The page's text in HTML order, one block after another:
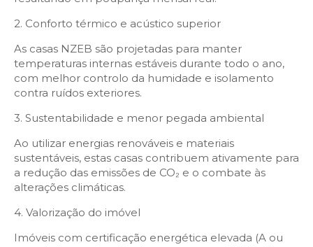
2. Conforto térmico e acústico superior
As casas NZEB são projetadas para manter
temperaturas internas estáveis durante todo o ano,
com melhor controlo da humidade e isolamento
contra ruídos exteriores.
3. Sustentabilidade e menor pegada ambiental
Ao utilizar energias renováveis e materiais
sustentáveis, estas casas contribuem ativamente para
a redução das emissões de CO₂ e o combate às
alterações climáticas.
4. Valorização do imóvel
Imóveis com certificação energética elevada (A ou